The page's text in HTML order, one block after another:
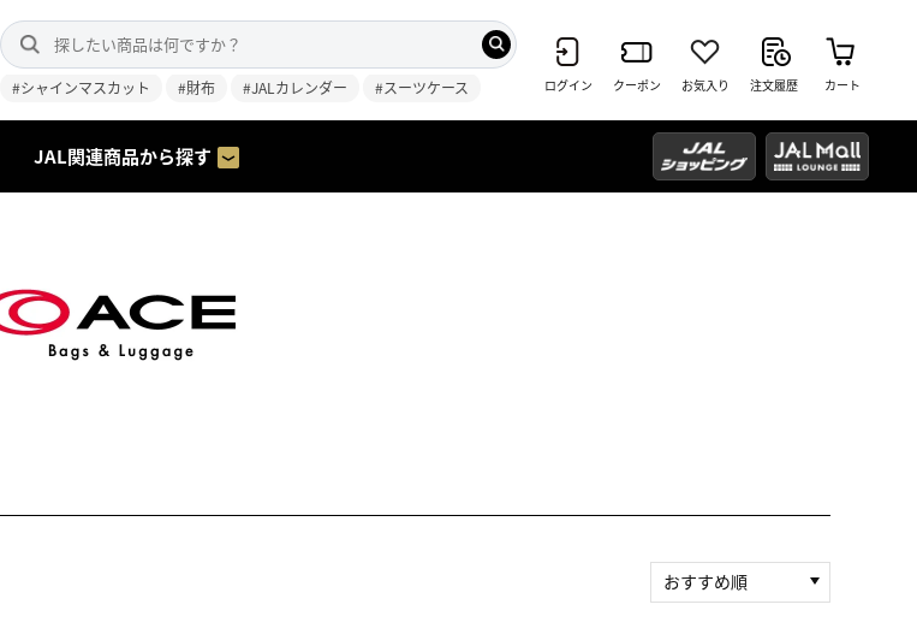
#シャインマスカット #財布 #JALカレンダー #スーツケース ログイン クーポン お気入り 注文履歴 カート
JAL関連商品から探す
おすすめ順